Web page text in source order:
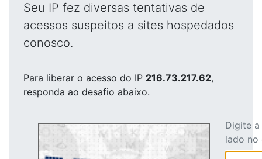
Seu IP fez diversas tentativas de
acessos suspeitos a sites hospedados
conosco.
Para liberar o acesso do IP 216.73.217.62,
responda ao desafio abaixo.
Digite
lado no